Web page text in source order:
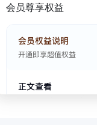
会员尊享权益